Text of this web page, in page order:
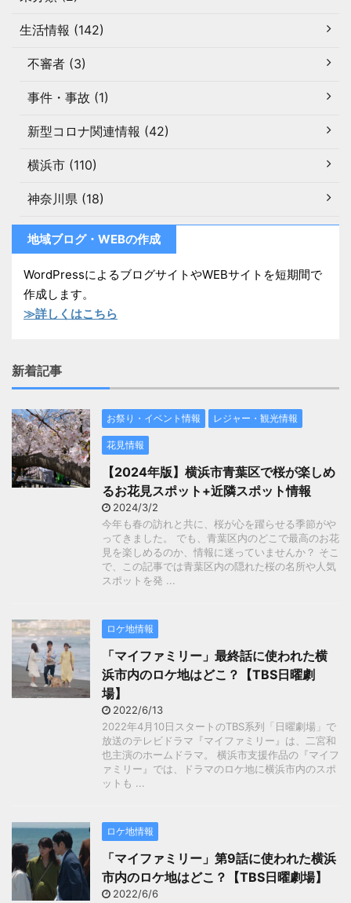
生活情報 (142)
不審者 (3)
事件・事故 (1)
新型コロナ関連情報 (42)
横浜市 (110)
神奈川県 (18)
地域ブログ・WEBの作成
WordPressによるブログサイトやWEBサイトを短期間で
作成します。
≫詳しくはこちら
新着記事
お祭り・イベント情報 レジャー・観光情報
花見情報
【2024年版】横浜市青葉区で桜が楽しめ
るお花見スポット+近隣スポット情報
2024/3/2
今年も春の訪れと共に、桜が心を躍らせる季節がや
ってきました。 でも、青葉区内のどこで最高のお花
見を楽しめるのか、情報に迷っていませんか？ そこ
で、この記事では青葉区内の隠れた桜の名所や人気
スポットを発 ...
ロケ地情報
「マイファミリー」最終話に使われた横
浜市内のロケ地はどこ？【TBS日曜劇
場】
2022/6/13
2022年4月10日スタートのTBS系列「日曜劇場」で
放送のテレビドラマ『マイファミリー』は、二宮和
也主演のホームドラマ。 横浜市支援作品の『マイフ
ァミリー』では、ドラマのロケ地に横浜市内のスポ
ットも ...
ロケ地情報
「マイファミリー」第9話に使われた横浜
市内のロケ地はどこ？【TBS日曜劇場】
2022/6/6